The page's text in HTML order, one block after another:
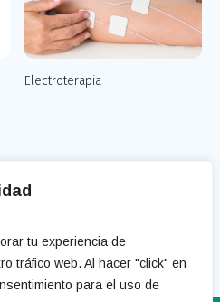
tu experiencia de
tráfico web. Al hacer "click" en
para el uso de
Electroterapia
a comment.